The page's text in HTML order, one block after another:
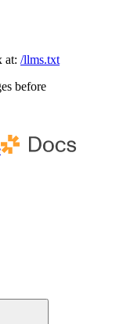
at: /llms.txt
before